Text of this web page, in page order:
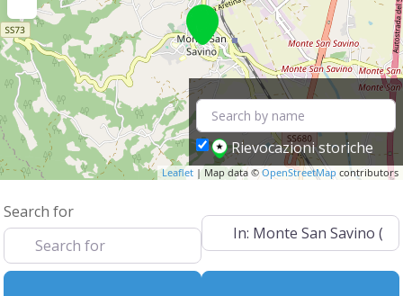
Leaflet | Map data ©OpenStreetMap contributors
Rievocazioni storiche
Search for
Near